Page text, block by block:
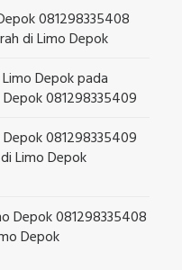
081298335408
di Limo Depok
Depokpada
081298335409
081298335409
Limo Depok
Depok 081298335408
Depok